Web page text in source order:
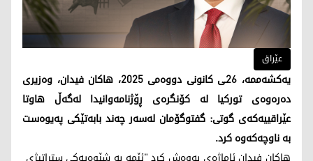
عێراق
یەکشەممە، 26ـی کانونی دووەمی 2025، هاکان فیدان، وەزیری
دەرەوەی تورکیا لە کۆنگرەی ڕۆژنامەوانیدا لەگەڵ هاوتا
عێراقییەکەی گوتی: گفتوگۆمان لەسەر چەند بابەتێکی پەیوەست
بە ناوچەکەوە کرد.